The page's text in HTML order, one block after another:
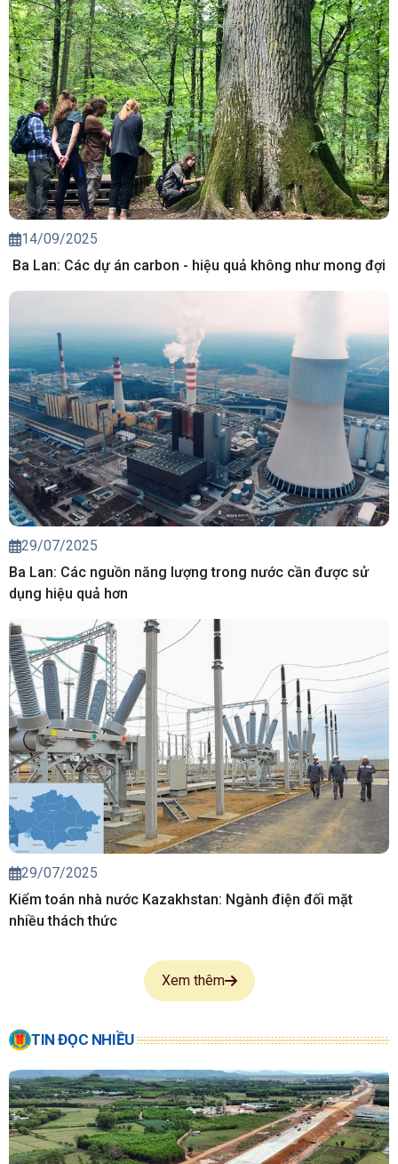
14/09/2025
Ba Lan: Các dự án carbon - hiệu quả không như mong đợi
29/07/2025
Ba Lan: Các nguồn năng lượng trong nước cần được sử
dụng hiệu quả hơn
29/07/2025
Kiểm toán nhà nước Kazakhstan: Ngành điện đối mặt
nhiều thách thức
Xem thêm
TIN ĐỌC NHIỀU